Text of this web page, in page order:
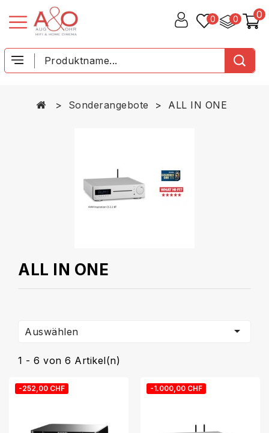
0
0
0
Sonderangebote ALL IN ONE
ALL IN ONE
Auswählen 
1 - 6 von 6 Artikel(n)
-252,00 CHF -1.000,00 CHF